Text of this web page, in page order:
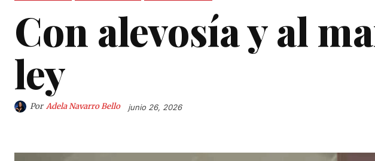
Con alevosía y al
ley
Por Adela Navarro Bello junio 26, 2026